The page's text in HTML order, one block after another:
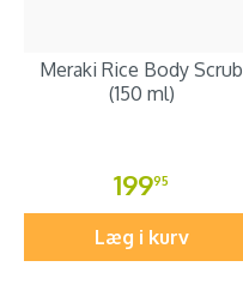
Meraki Rice Body Scrub
(150 ml)
19995
Læg i kurv